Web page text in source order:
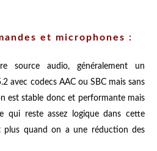
et microphones :
source audio, généralement un
avec codecs AAC ou SBC mais sans
est stable donc et performante mais
qui reste assez logique dans cette
plus quand on a une réduction des